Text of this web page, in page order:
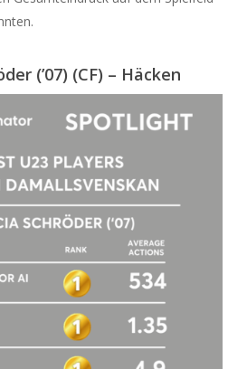
(’07) (CF) – Häcken